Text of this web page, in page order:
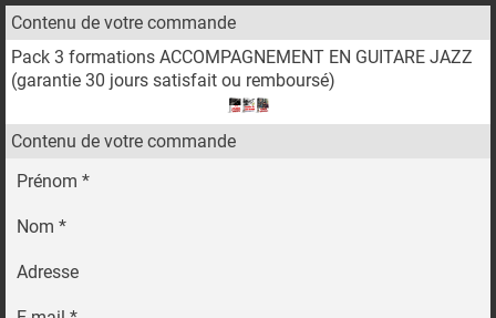
Contenu de votre commande
Pack 3 formations ACCOMPAGNEMENT EN GUITARE JAZZ
(garantie 30 jours satisfait ou remboursé)
Contenu de votre commande
Prénom *
Nom *
Adresse